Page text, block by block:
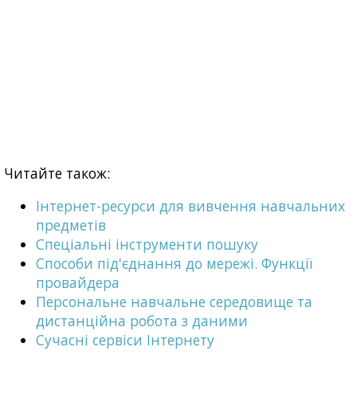
Читайте також:
Інтернет-ресурси для вивчення навчальних
предметів
Спеціальні інструменти пошуку
Способи під'єднання до мережі. Функції
провайдера
Персональне навчальне середовище та
дистанційна робота з даними
Сучасні сервіси Інтернету